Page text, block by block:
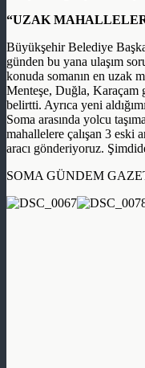
“UZAK
Büyükşehir Belediye
günden bu yana ulaşım
konuda somanın en uzak
Menteşe, Duğla, Karaçam
belirtti. Ayrıca yeni
Soma arasında yolcu
mahallelere çalışan 3 eski
aracı gönderiyoruz.
SOMA GÜNDEM